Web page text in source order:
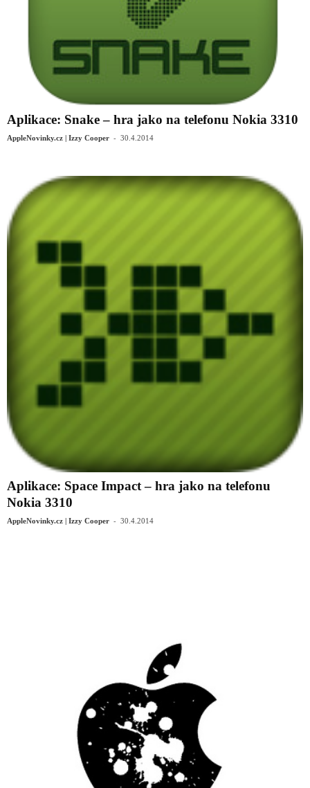
Aplikace: Snake – hra jako na telefonu Nokia 3310
AppleNovinky.cz | Izzy Cooper - 30.4.2014
Aplikace: Space Impact – hra jako na telefonu
Nokia 3310
AppleNovinky.cz | Izzy Cooper - 30.4.2014